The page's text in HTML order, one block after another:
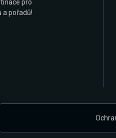
pro
pořadů!